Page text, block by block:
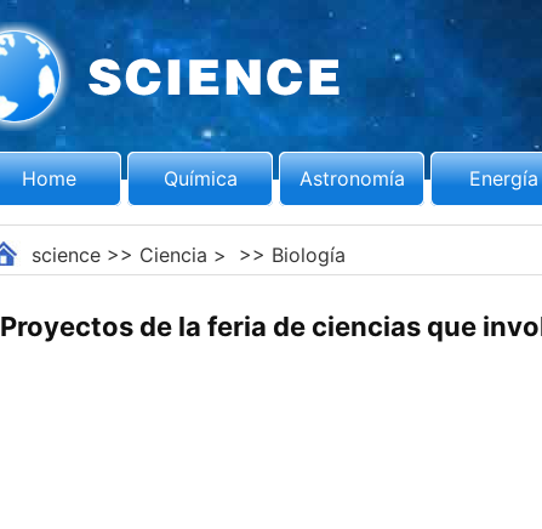
Home Química Astronomía Energía
science>> Ciencia > >> Biología
Proyectos de la feria de ciencias que